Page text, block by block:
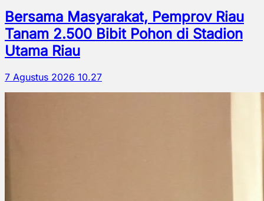
Bersama Masyarakat, Pemprov Riau
Tanam 2.500 Bibit Pohon di Stadion
Utama Riau
7 Agustus 2026 10.27